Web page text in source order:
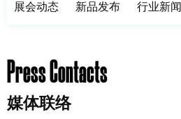
展会动态 新品发布 行业新闻
Press Contacts
媒体联络